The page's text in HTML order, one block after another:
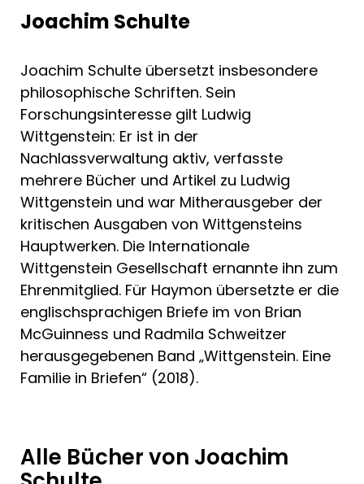
Joachim Schulte
Joachim Schulte übersetzt insbesondere
philosophische Schriften. Sein
Forschungsinteresse gilt Ludwig
Wittgenstein: Er ist in der
Nachlassverwaltung aktiv, verfasste
mehrere Bücher und Artikel zu Ludwig
Wittgenstein und war Mitherausgeber der
kritischen Ausgaben von Wittgensteins
Hauptwerken. Die Internationale
Wittgenstein Gesellschaft ernannte ihn zum
Ehrenmitglied. Für Haymon übersetzte er die
englischsprachigen Briefe im von Brian
McGuinness und Radmila Schweitzer
herausgegebenen Band „Wittgenstein. Eine
Familie in Briefen“ (2018).
Alle Bücher von Joachim